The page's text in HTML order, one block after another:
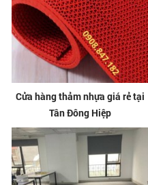
Cửa hàng thảm nhựa giá rẻ tại
Tân Đông Hiệp